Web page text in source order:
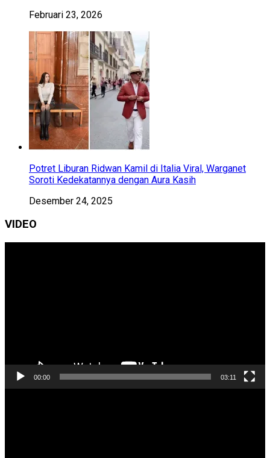
Februari 23, 2026
Potret Liburan Ridwan Kamil di Italia Viral, Warganet
Soroti Kedekatannya dengan Aura Kasih
Desember 24, 2025
VIDEO
00:00 03:11